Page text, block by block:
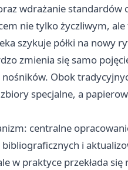
wdrażanie standardów
nie tylko życzliwym,
szykuje półki na nowy
zmienia się samo
Obok
specjalne, a
centralne
i
w praktyce przekłada